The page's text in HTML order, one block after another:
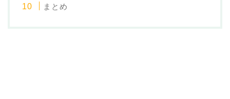
まとめ